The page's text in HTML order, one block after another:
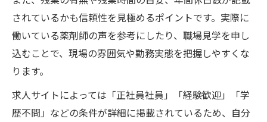
されているかも信頼性を見極めるポイントです。実際に
働いている薬剤師の声を参考にしたり、職場見学を申し
込むことで、現場の雰囲気や勤務実態を把握しやすくな
ります。
求人サイトによっては「正社員社員」「経験歓迎」「学
歴不問」などの条件が詳細に掲載されているため、自分